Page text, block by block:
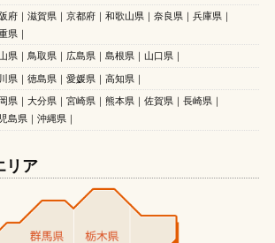
府 滋賀県 京都府 和歌山県 奈良県
兵庫県
県
県 鳥取県 広島県 島根県 山口県
県 徳島県 愛媛県 高知県
県 大分県 宮崎県 熊本県 佐賀県
長崎県
島県
沖縄県
リア